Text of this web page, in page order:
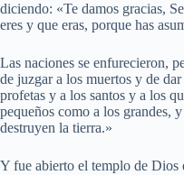
diciendo: «Te damos gracias,
eres y que eras, porque has
Las naciones se enfurecieron,
de juzgar a los muertos y de
profetas y a los santos y a los
pequeños como a los grandes,
destruyen la tierra.»
Y fue abierto el templo de Dios